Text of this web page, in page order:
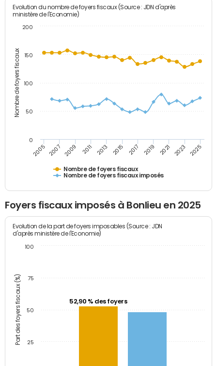
Nombre de foyers fiscaux
Evolution du nombre de foyers fiscaux (Source : JDN d'après
ministère de l'Economie)
Nombre de foyers fiscaux
Nombre de foyers fiscaux imposés
2005 2007 2009 2011 2013 2015 2017 2019 2021 2023 2025
0
50
100
150
200
Foyers fiscaux imposés à Bonlieu en 2025
Part des foyers fiscaux (%)
Evolution de la part de foyers imposables (Source : JDN
d'après ministère de l'Economie)
52,90 % des foyers
25
50
75
100